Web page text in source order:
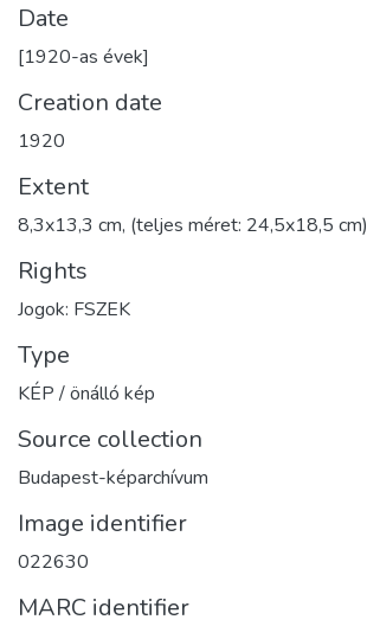
Date
[1920-as évek]
Creation date
1920
Extent
8,3x13,3 cm, (teljes méret: 24,5x18,5 cm)
Rights
Jogok: FSZEK
Type
KÉP / önálló kép
Source collection
Budapest-képarchívum
Image identifier
022630
MARC identifier